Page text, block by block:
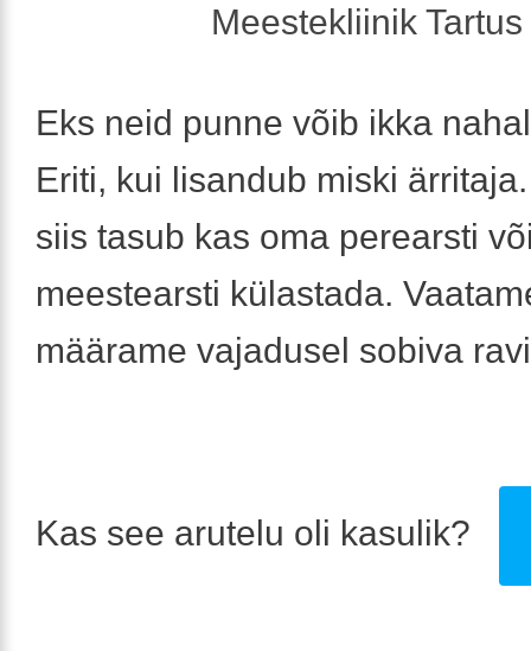
Meestekliinik
Eks neid punne võib ikka
Eriti, kui lisandub miski
siis tasub kas oma perearsti
meestearsti külastada.
määrame vajadusel sobiva
Kas see arutelu oli kasulik?